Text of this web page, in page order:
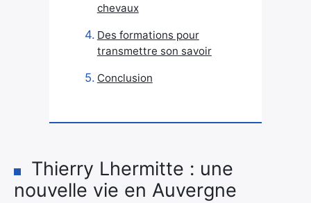
chevaux
Des formations pour
transmettre son savoir
Conclusion
Thierry Lhermitte : une
nouvelle vie en Auvergne